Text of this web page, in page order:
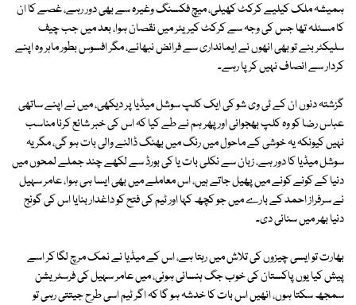
ہمیشہ ملک کیلیے کرکٹ کھیلی، میچ فکسنگ وغیرہ سے بھی دور رہے، غصے کا ان
کا مسئلہ تھا جس کی وجہ سے کرکٹ کیریئر میں نقصان ہوا، بعد میں جب چیف
سلیکٹر بنے تو بھی انھوں نے ایمانداری سے فرائض نبھائے، مگر افسوس بطور ماہر وہ اپنے
کردار سے انصاف نہیں کر پا رہے۔
گزشتہ دنوں ان کے ٹی وی شو کی ایک کلپ سوشل میڈیا پر دیکھی، میں نے اپنے ساتھی
عباس رضا کو وہ کلپ بھجوائی اور پھر ہم نے طے کیا کہ اس کی خبر شائع کرنا مناسب
نہیں کیونکہ یہ خوشی کے ماحول میں رنگ میں بھنگ ڈالنے والی بات ہو گی، مگر یہ
سوشل میڈیا کا دور ہے، زبان سے نکلی بات یا کی بورڈ سے لکھے چند جملے لمحوں میں
دنیا کے کونے کونے میں پھیل جاتے ہیں، اس معاملے میں بھی ایسا ہی ہوا، عامر سہیل
نے سرفراز احمد کے بارے میں جو کچھ کہا اور ٹیم کی فتح کو داغدار بنایا اس کی گونج
دنیا بھر میں سنائی دی۔
بھارت تو ایسی چیزوں کی تلاش میں رہتا ہے، اس کے میڈیا نے نمک مرچ لگا کر اسے
پیش کیا یوں پاکستان کی خوب جگ ہنسائی ہوئی، میں عامر سہیل کی فرسٹریشن
سمجھ سکتا ہوں، انھیں اس بات کا خدشہ ہو گا کہ اگر ٹیم اسی طرح جیتتی رہی تو